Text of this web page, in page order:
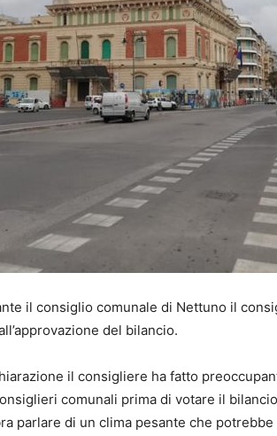
il consiglio comunale di Nettuno il
del bilancio.
il consigliere ha fatto
comunali prima di votare il
parlare di un clima pesante che